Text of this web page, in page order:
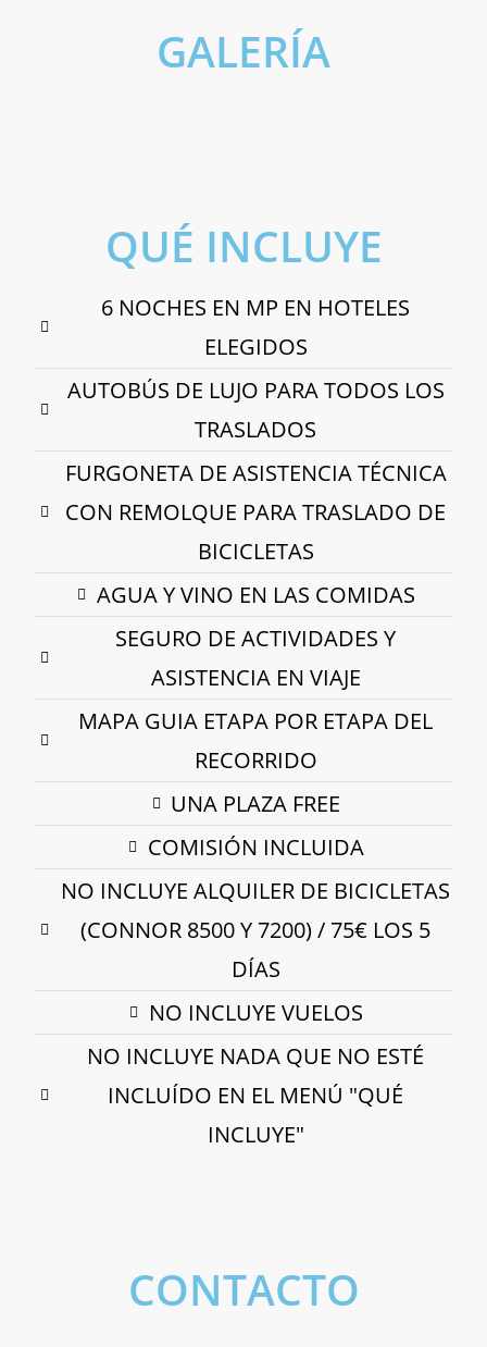
GALERÍA
Santiago de Compostela
QUÉ INCLUYE
6 NOCHES EN MP EN HOTELES
ELEGIDOS
AUTOBÚS DE LUJO PARA TODOS LOS
TRASLADOS
FURGONETA DE ASISTENCIA TÉCNICA
CON REMOLQUE PARA TRASLADO DE
BICICLETAS
AGUA Y VINO EN LAS COMIDAS
SEGURO DE ACTIVIDADES Y
ASISTENCIA EN VIAJE
MAPA GUIA ETAPA POR ETAPA DEL
RECORRIDO
UNA PLAZA FREE
COMISIÓN INCLUIDA
NO INCLUYE ALQUILER DE BICICLETAS
(CONNOR 8500 Y 7200) / 75€ LOS 5
DÍAS
NO INCLUYE VUELOS
NO INCLUYE NADA QUE NO ESTÉ
INCLUÍDO EN EL MENÚ "QUÉ
INCLUYE"
CONTACTO